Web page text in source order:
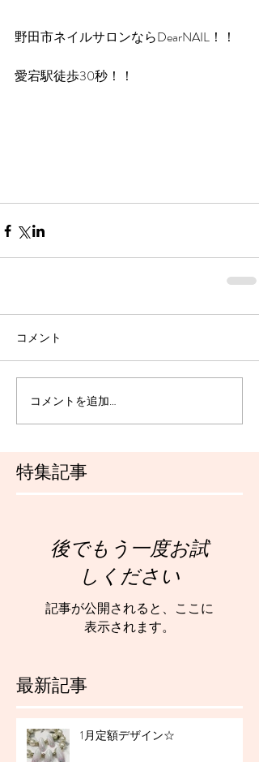
特集記事
最新記事
野田市ネイルサロンならDearNAIL！！
愛宕駅徒歩30秒！！
コメント
コメントを追加…
後でもう一度お試
しください
記事が公開されると、ここに
表示されます。
1月定額デザイン☆